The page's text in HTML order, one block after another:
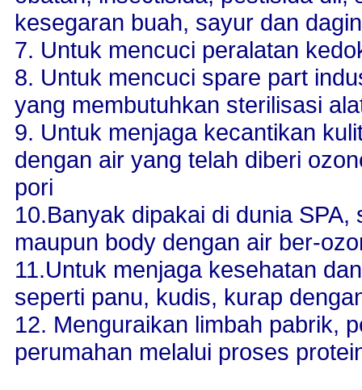
kesegaran buah, sayur dan
7. Untuk mencuci peralatan
8. Untuk mencuci spare part
yang membutuhkan sterilisasi
9. Untuk menjaga kecantikan
dengan air yang telah diberi
pori
10.Banyak dipakai di dunia
maupun body dengan air ber-
11.Untuk menjaga kesehatan
seperti panu, kudis, kurap
12. Menguraikan limbah pabrik,
perumahan melalui proses